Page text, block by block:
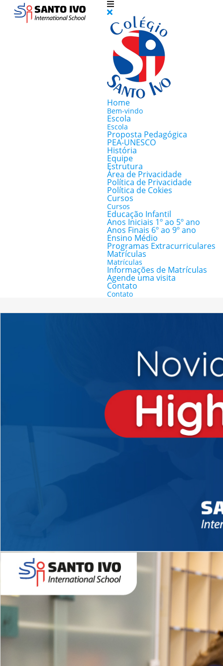
Home
Bem-vindo
Escola
Escola
Proposta Pedagógica
PEA-UNESCO
História
Equipe
Estrutura
Área de Privacidade
Política de Privacidade
Política de Cokies
Cursos
Cursos
Educação Infantil
Anos Iniciais 1º ao 5º ano
Anos Finais 6º ao 9º ano
Ensino Médio
Programas Extracurriculares
Matrículas
Matrículas
Informações de Matrículas
Agende uma visita
Contato
Contato
Novidades 2026 High School
EDUCAÇÃO INFANTIL
Inglês todos os dias